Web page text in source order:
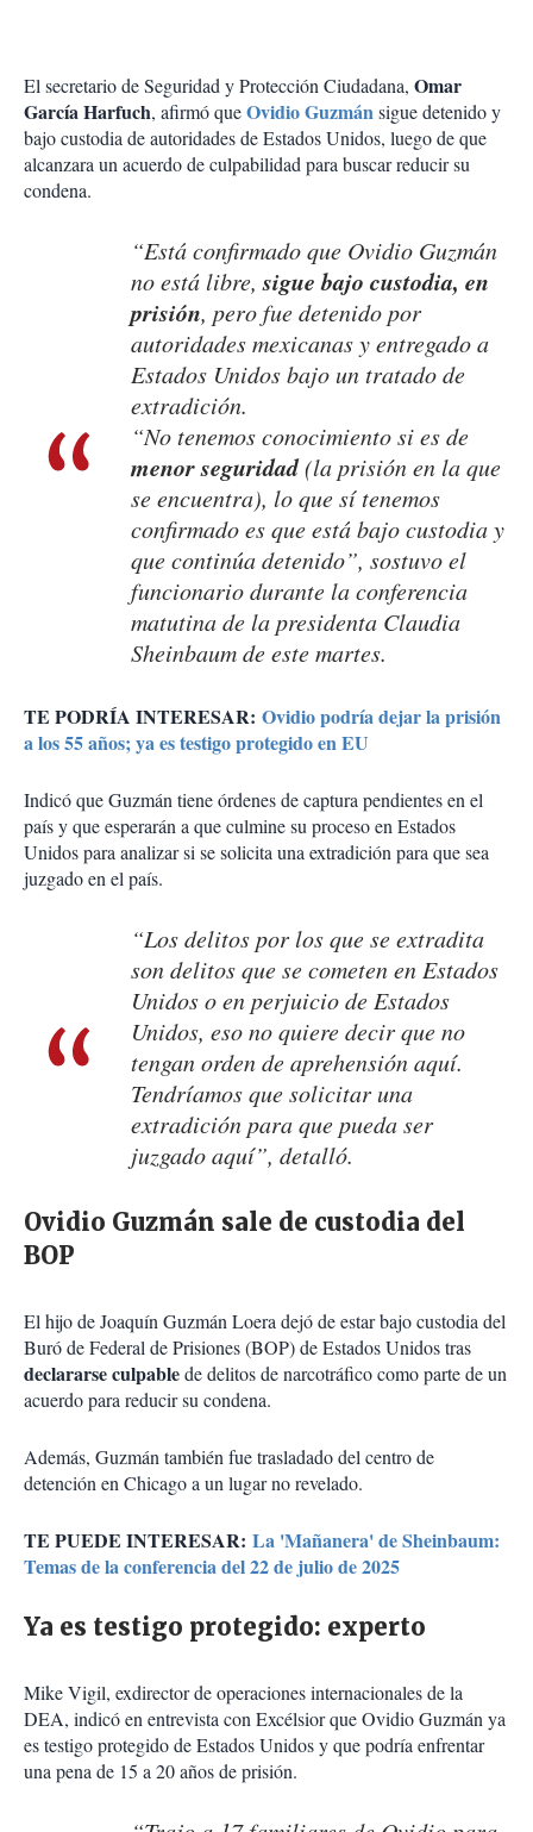
El secretario de Seguridad y Protección Ciudadana, Omar
García Harfuch, afirmó queOvidio Guzmánsigue detenido y
bajo custodia de autoridades de Estados Unidos, luego de que
alcanzara un acuerdo de culpabilidad para buscar reducir su
condena.
“Está confirmado que Ovidio Guzmán
no está libre, sigue bajo custodia, en
prisión, pero fue detenido por
autoridades mexicanas y entregado a
Estados Unidos bajo un tratado de
extradición.
“No tenemos conocimiento si es de
menor seguridad(la prisión en la que
se encuentra), lo que sí tenemos
confirmado es que está bajo custodia y
que continúa detenido”, sostuvo el
funcionario durante la conferencia
matutina de la presidenta Claudia
Sheinbaum de este martes.
TE PODRÍA INTERESAR: Ovidio podría dejar la prisión
a los 55 años; ya es testigo protegido en EU
Indicó que Guzmán tiene órdenes de captura pendientes en el
país y que esperarán a que culmine su proceso en Estados
Unidos para analizar si se solicita una extradición para que sea
juzgado en el país.
“Los delitos por los que se extradita
son delitos que se cometen en Estados
Unidos o en perjuicio de Estados
Unidos, eso no quiere decir que no
tengan orden de aprehensión aquí.
Tendríamos que solicitar una
extradición para que pueda ser
juzgado aquí”, detalló.
Ovidio Guzmán sale de custodia del
BOP
El hijo de Joaquín Guzmán Loera dejó de estar bajo custodia del
Buró de Federal de Prisiones (BOP) de Estados Unidos tras
declararse culpablede delitos de narcotráfico como parte de un
acuerdo para reducir su condena.
Además, Guzmán también fue trasladado del centro de
detención en Chicago a un lugar no revelado.
TE PUEDE INTERESAR: La 'Mañanera' de Sheinbaum:
Temas de la conferencia del 22 de julio de 2025
Ya es testigo protegido: experto
Mike Vigil, exdirector de operaciones internacionales de la
DEA, indicó en entrevista con Excélsior que Ovidio Guzmán ya
es testigo protegido de Estados Unidos y que podría enfrentar
una pena de 15 a 20 años de prisión.